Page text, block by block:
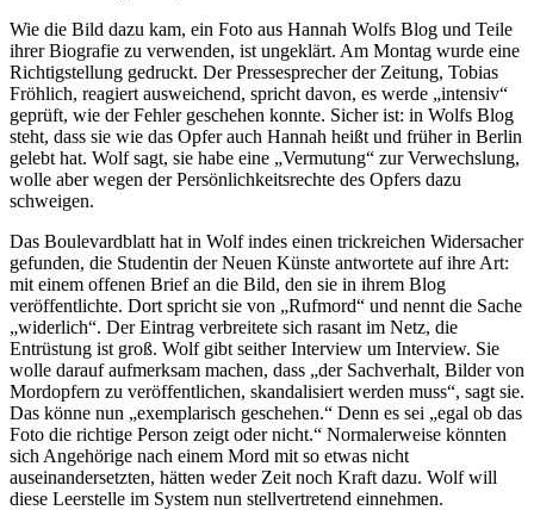
Wie die Bild dazu kam, ein Foto aus Hannah Wolfs Blog und Teile
ihrer Biografie zu verwenden, ist ungeklärt. Am Montag wurde eine
Richtigstellung gedruckt. Der Pressesprecher der Zeitung, Tobias
Fröhlich, reagiert ausweichend, spricht davon, es werde „intensiv“
geprüft, wie der Fehler geschehen konnte. Sicher ist: in Wolfs Blog
steht, dass sie wie das Opfer auch Hannah heißt und früher in Berlin
gelebt hat. Wolf sagt, sie habe eine „Vermutung“ zur Verwechslung,
wolle aber wegen der Persönlichkeitsrechte des Opfers dazu
schweigen.
Das Boulevardblatt hat in Wolf indes einen trickreichen Widersacher
gefunden, die Studentin der Neuen Künste antwortete auf ihre Art:
mit einem offenen Brief an die Bild, den sie in ihrem Blog
veröffentlichte. Dort spricht sie von „Rufmord“ und nennt die Sache
„widerlich“. Der Eintrag verbreitete sich rasant im Netz, die
Entrüstung ist groß. Wolf gibt seither Interview um Interview. Sie
wolle darauf aufmerksam machen, dass „der Sachverhalt, Bilder von
Mordopfern zu veröffentlichen, skandalisiert werden muss“, sagt sie.
Das könne nun „exemplarisch geschehen.“ Denn es sei „egal ob das
Foto die richtige Person zeigt oder nicht.“ Normalerweise könnten
sich Angehörige nach einem Mord mit so etwas nicht
auseinandersetzten, hätten weder Zeit noch Kraft dazu. Wolf will
diese Leerstelle im System nun stellvertretend einnehmen.